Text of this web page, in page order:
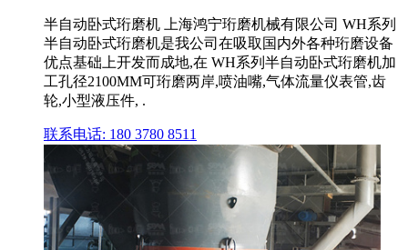
半自动卧式珩磨机 上海鸿宁珩磨机械有限公司 WH系列
半自动卧式珩磨机是我公司在吸取国内外各种珩磨设备
优点基础上开发而成地,在 WH系列半自动卧式珩磨机加
工孔径2100MM可珩磨两岸,喷油嘴,气体流量仪表管,齿
轮,小型液压件, .
联系电话: 180 3780 8511